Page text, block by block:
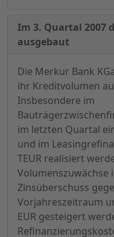
Im 3. Quartal 2007
ausgebaut
Die Merkur Bank
ihr Kreditvolumen
Insbesondere im
im letzten Quartal
und im
TEUR realisiert
Zinsüberschuss
Vorjahreszeitraum
EUR gesteigert